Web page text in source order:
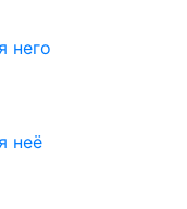
него
неё